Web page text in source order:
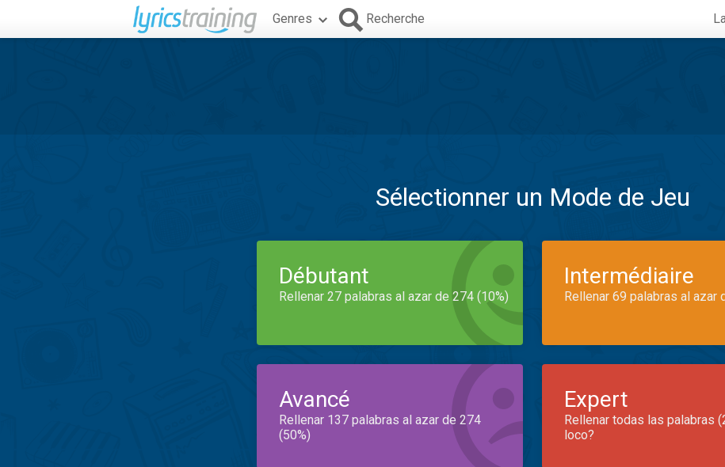
Genres Recherche
Sélectionner un Mode de Jeu
Débutant
Rellenar 27 palabras al azar de 274 (10%)
Intermédiaire
Rellenar 69 palabras al azar
Avancé
Rellenar 137 palabras al azar de 274
(50%)
Expert
Rellenar todas las palabras
loco?